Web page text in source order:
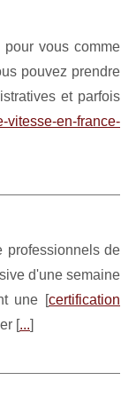
vous comme
pouvez prendre
et parfois
vitesse-en-france-
professionnels de
d'une semaine
une [certification
[...]